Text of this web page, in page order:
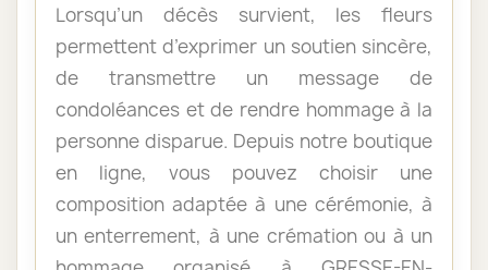
Lorsqu’un décès survient, les fleurs
permettent d’exprimer un soutien sincère,
de transmettre un message de
condoléances et de rendre hommage à la
personne disparue. Depuis notre boutique
en ligne, vous pouvez choisir une
composition adaptée à une cérémonie, à
un enterrement, à une crémation ou à un